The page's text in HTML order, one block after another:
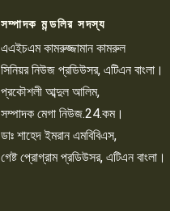
সম্পাদক মন্ডলির সদস্য
এএইচএম কামরুজ্জামান কামরুল
সিনিয়র নিউজ প্রডিউসর, এটিএন বাংলা।
প্রকৌশলী আব্দুল আলিম,
সম্পাদক মেগা নিউজ.24.কম।
ডাঃ শাহেদ ইমরান এমবিবিএস,
গেষ্ট প্রোগ্রাম প্রডিউসর, এটিএন বাংলা।